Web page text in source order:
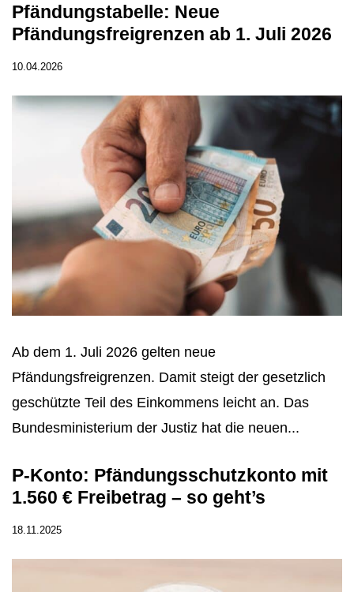
Pfändungstabelle: Neue
Pfändungsfreigrenzen ab 1. Juli 2026
10.04.2026
Ab dem 1. Juli 2026 gelten neue
Pfändungsfreigrenzen. Damit steigt der gesetzlich
geschützte Teil des Einkommens leicht an. Das
Bundesministerium der Justiz hat die neuen...
P-Konto: Pfändungsschutzkonto mit
1.560 € Freibetrag – so geht’s
18.11.2025